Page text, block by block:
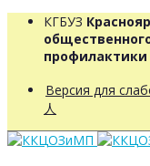
КГБУЗ
профилактики
Версия для
人